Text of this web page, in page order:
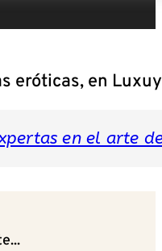
eróticas, en
en el arte